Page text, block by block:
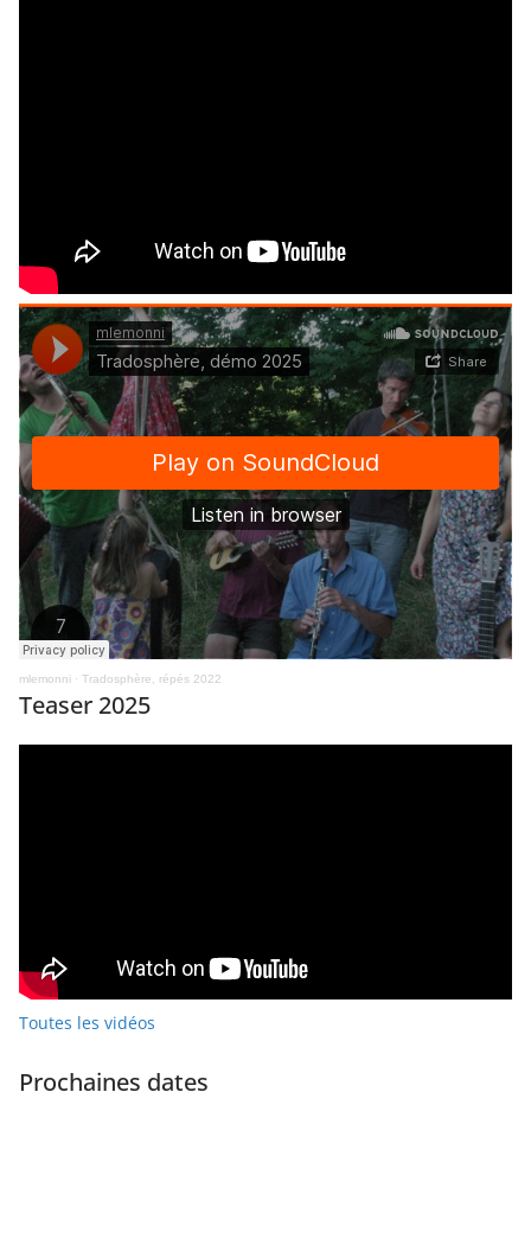
mlemonni · Tradosphère, répés 2022
Teaser 2025
Toutes les vidéos
Prochaines dates